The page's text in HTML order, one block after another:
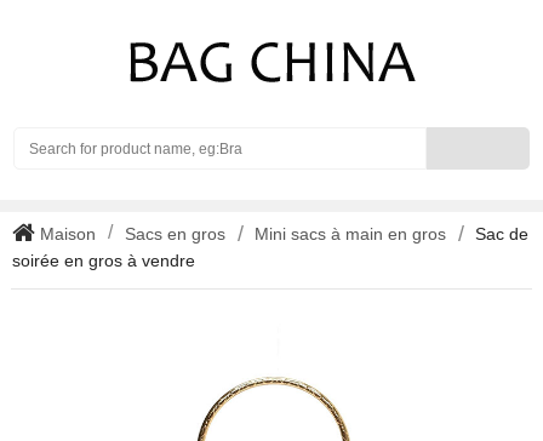
Maison Sacs en gros Mini sacs à main en gros
Sac de
soirée en gros à vendre